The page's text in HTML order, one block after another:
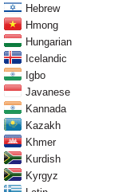
Hebrew
Hmong
Hungarian
Icelandic
Igbo
Javanese
Kannada
Kazakh
Khmer
Kurdish
Kyrgyz